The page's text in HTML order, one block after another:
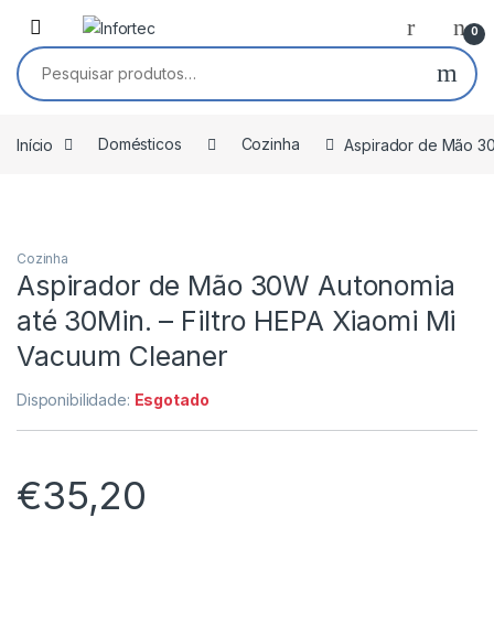
Saltar para navegação
Pular para o conteúdo
0
Pesquisar por:
Início Domésticos Cozinha Aspirador de Mão
Cozinha
Aspirador de Mão 30W Autonomia
até 30Min. – Filtro HEPA Xiaomi Mi
Vacuum Cleaner
Disponibilidade: Esgotado
€35,20